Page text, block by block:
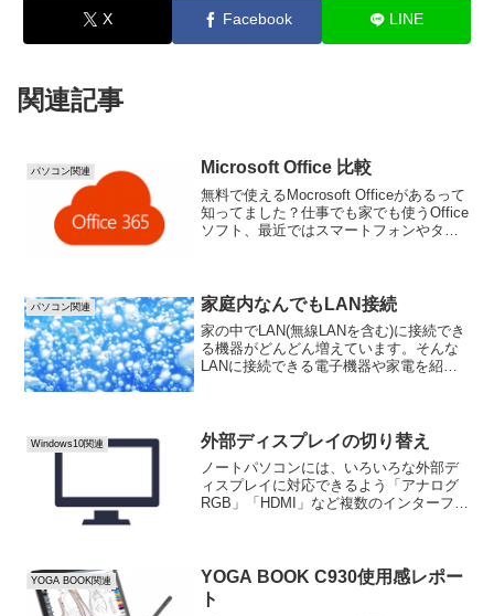
X Facebook LINE
関連記事
パソコン関連 Microsoft Office 比較
無料で使えるMocrosoft Officeがあるって
知ってました？仕事でも家でも使うOffice
ソフト、最近ではスマートフォンやタブ
パソコン関連 家庭内なんでもLAN接続
家の中でLAN(無線LANを含む)に接続でき
る機器がどんどん増えています。そんな
LANに接続できる電子機器や家電を紹
信や動画や音楽...
Windows10関連 外部ディスプレイの切り替え
ノートパソコンには、いろいろな外部デ
ィスプレイに対応できるよう「アナログ
RGB」「HDMI」など複数のインターフェ
に2つの外部...
YOGA BOOK関連
YOGA BOOK C930使用感レポー
ト